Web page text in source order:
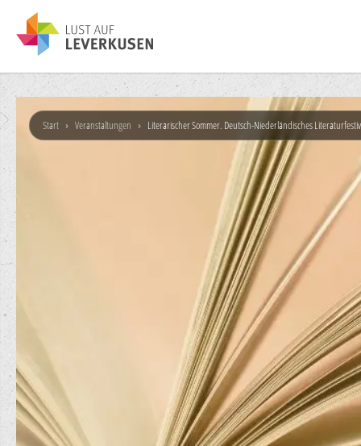
Start › Veranstaltungen › Literarischer Sommer. Deutsch-Niederländisches